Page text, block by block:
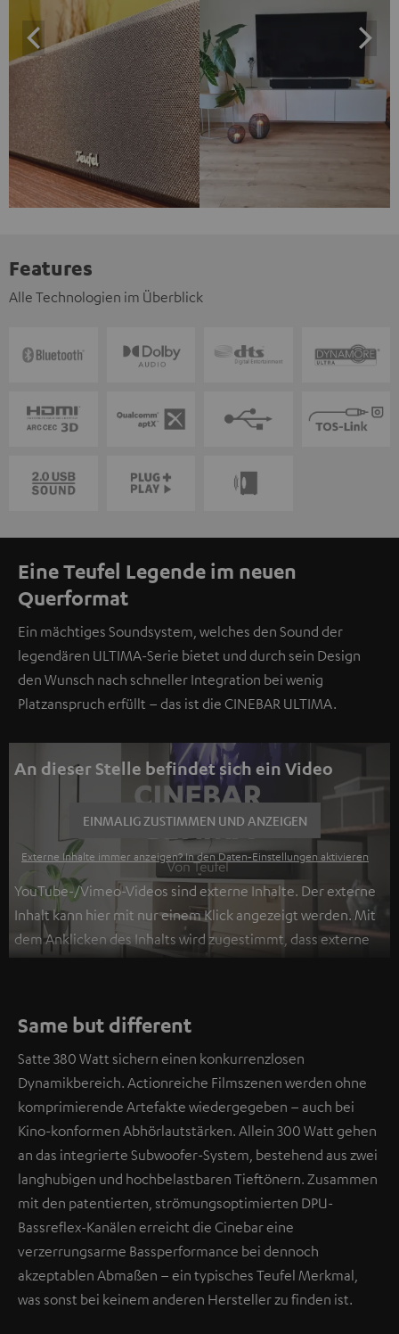
Features
Alle Technologien im Überblick
Eine Teufel Legende im neuen
Querformat
Ein mächtiges Soundsystem, welches den Sound der
legendären ULTIMA-Serie bietet und durch sein Design
den Wunsch nach schneller Integration bei wenig
Platzanspruch erfüllt – das ist die CINEBAR ULTIMA.
An dieser Stelle befindet sich ein Video
EINMALIG ZUSTIMMEN UND ANZEIGEN
Externe Inhalte immer anzeigen? In den Daten‑Einstellungen aktivieren
YouTube-/Vimeo-Videos sind externe Inhalte. Der externe
Inhalt kann hier mit nur einem Klick angezeigt werden. Mit
dem Anklicken des Inhalts wird zugestimmt, dass externe
Datenschutzerklärung unter I zu finden
Same but different
Satte 380 Watt sichern einen konkurrenzlosen
Dynamikbereich. Actionreiche Filmszenen werden ohne
komprimierende Artefakte wiedergegeben – auch bei
Kino-konformen Abhörlautstärken. Allein 300 Watt gehen
an das integrierte Subwoofer-System, bestehend aus zwei
langhubigen und hochbelastbaren Tieftönern. Zusammen
mit den patentierten, strömungsoptimierten DPU-
Bassreflex-Kanälen erreicht die Cinebar eine
verzerrungsarme Bassperformance bei dennoch
akzeptablen Abmaßen – ein typisches Teufel Merkmal,
was sonst bei keinem anderen Hersteller zu finden ist.